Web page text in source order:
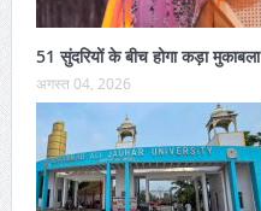
51 सुंदरियों के बीच होगा कड़ा मुकाबला
अगस्त 04, 2026